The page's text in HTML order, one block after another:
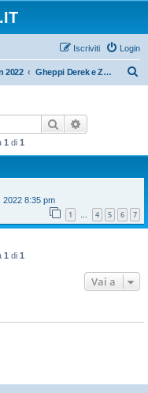
Login
Iscriviti
2022 Gheppi Derek e Zoe 2022
Cerca
1 di 1
2022 8:35 pm
1 … 4 5 6 7
1 di 1
Vai a